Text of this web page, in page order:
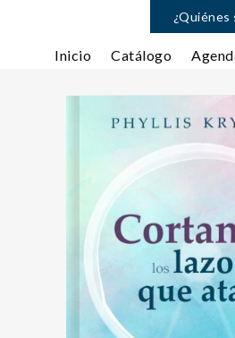
¿Quiénes
Inicio Catálogo